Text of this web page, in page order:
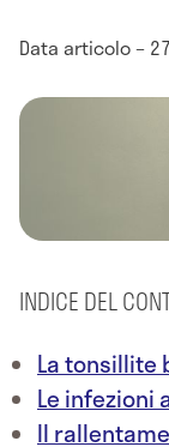
Data articolo –
INDICE DEL
La tonsillite
Le infezioni
Il